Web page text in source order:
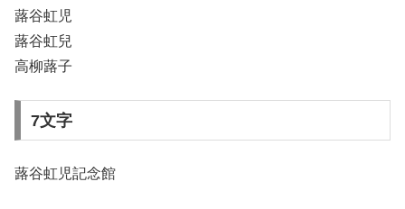
蕗谷虹児
蕗谷虹兒
高柳蕗子
7文字
蕗谷虹児記念館